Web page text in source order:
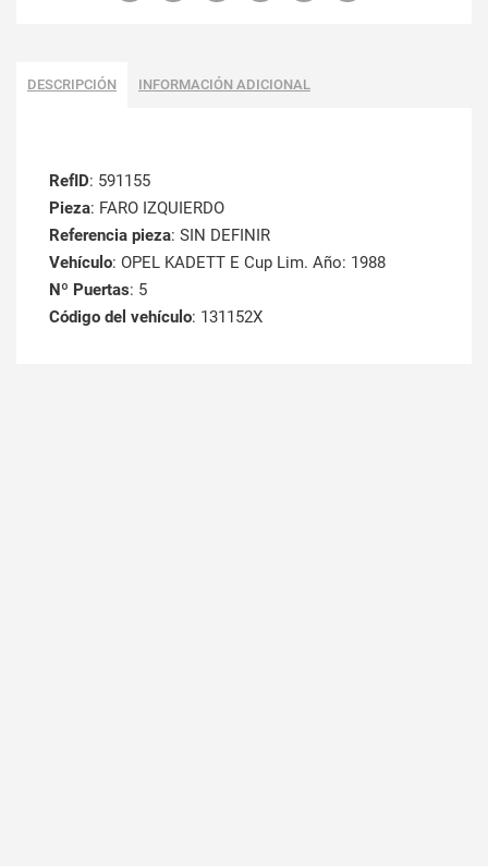
DESCRIPCIÓN INFORMACIÓN ADICIONAL
RefID: 591155
Pieza: FARO IZQUIERDO
Referencia pieza: SIN DEFINIR
Vehículo: OPEL KADETT E Cup Lim. Año: 1988
Nº Puertas: 5
Código del vehículo: 131152X